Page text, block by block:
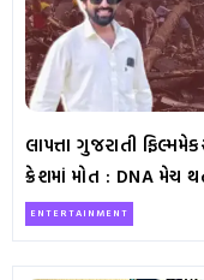
લાપત્તા ગુજરાતી
ક્રેશમાં મોત : DNA મેચ
ENTERTAINMENT